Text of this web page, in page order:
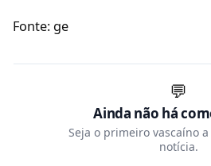
Fonte: ge
💬
Ainda não há
Seja o primeiro vascaíno
notícia.